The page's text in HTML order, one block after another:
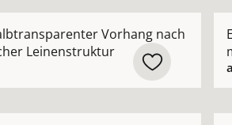
Vorhang nach
Leinenstruktur